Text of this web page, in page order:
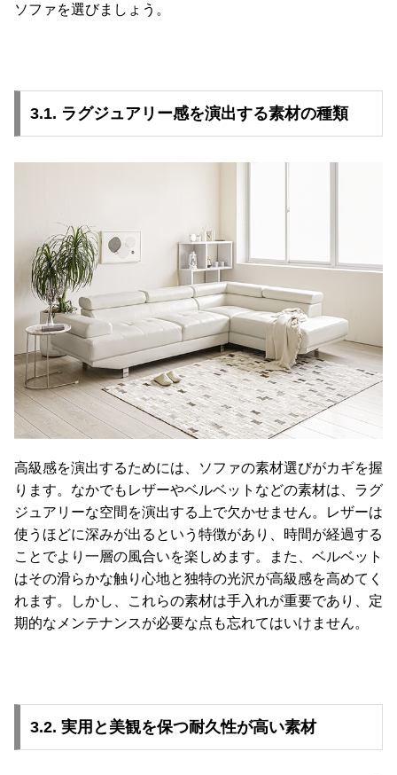
ソファを選びましょう。
3.1. ラグジュアリー感を演出する素材の種類
高級感を演出するためには、ソファの素材選びがカギを握
ります。なかでもレザーやベルベットなどの素材は、ラグ
ジュアリーな空間を演出する上で欠かせません。レザーは
使うほどに深みが出るという特徴があり、時間が経過する
ことでより一層の風合いを楽しめます。また、ベルベット
はその滑らかな触り心地と独特の光沢が高級感を高めてく
れます。しかし、これらの素材は手入れが重要であり、定
期的なメンテナンスが必要な点も忘れてはいけません。
3.2. 実用と美観を保つ耐久性が高い素材